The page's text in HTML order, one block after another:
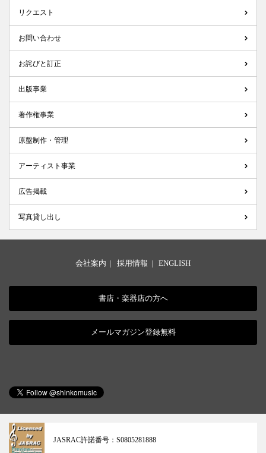
リクエスト
お問い合わせ
お詫びと訂正
出版事業
著作権事業
原盤制作・管理
アーティスト事業
広告掲載
写真貸し出し
会社案内 | 採用情報 | ENGLISH
書店・楽器店の方へ
メールマガジン登録無料
JASRAC許諾番号： S0805281888